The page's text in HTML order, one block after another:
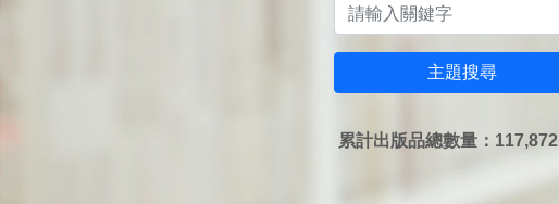
主題搜尋
累計出版品總數量：117,872